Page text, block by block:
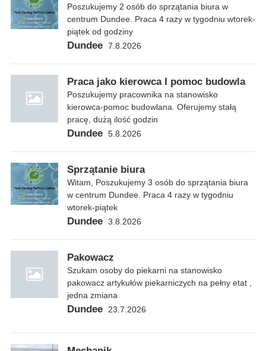
Poszukujemy 2 osób do sprzątania biura w
centrum Dundee. Praca 4 razy w tygodniu wtorek-
piątek od godziny
Dundee 7.8.2026
Praca jako kierowca I pomoc budowla
Poszukujemy pracownika na stanowisko
kierowca-pomoc budowlana. Oferujemy stałą
pracę, dużą ilość godzin
Dundee 5.8.2026
Sprzątanie biura
Witam, Poszukujemy 3 osób do sprzątania biura
w centrum Dundee. Praca 4 razy w tygodniu
wtorek-piątek
Dundee 3.8.2026
Pakowacz
Szukam osoby do piekarni na stanowisko
pakowacz artykułów piekarniczych na pełny etat ,
jedna zmiana
Dundee 23.7.2026